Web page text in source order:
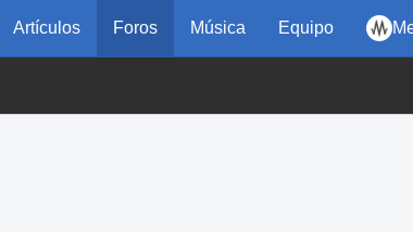
Artículos Foros Música Equipo